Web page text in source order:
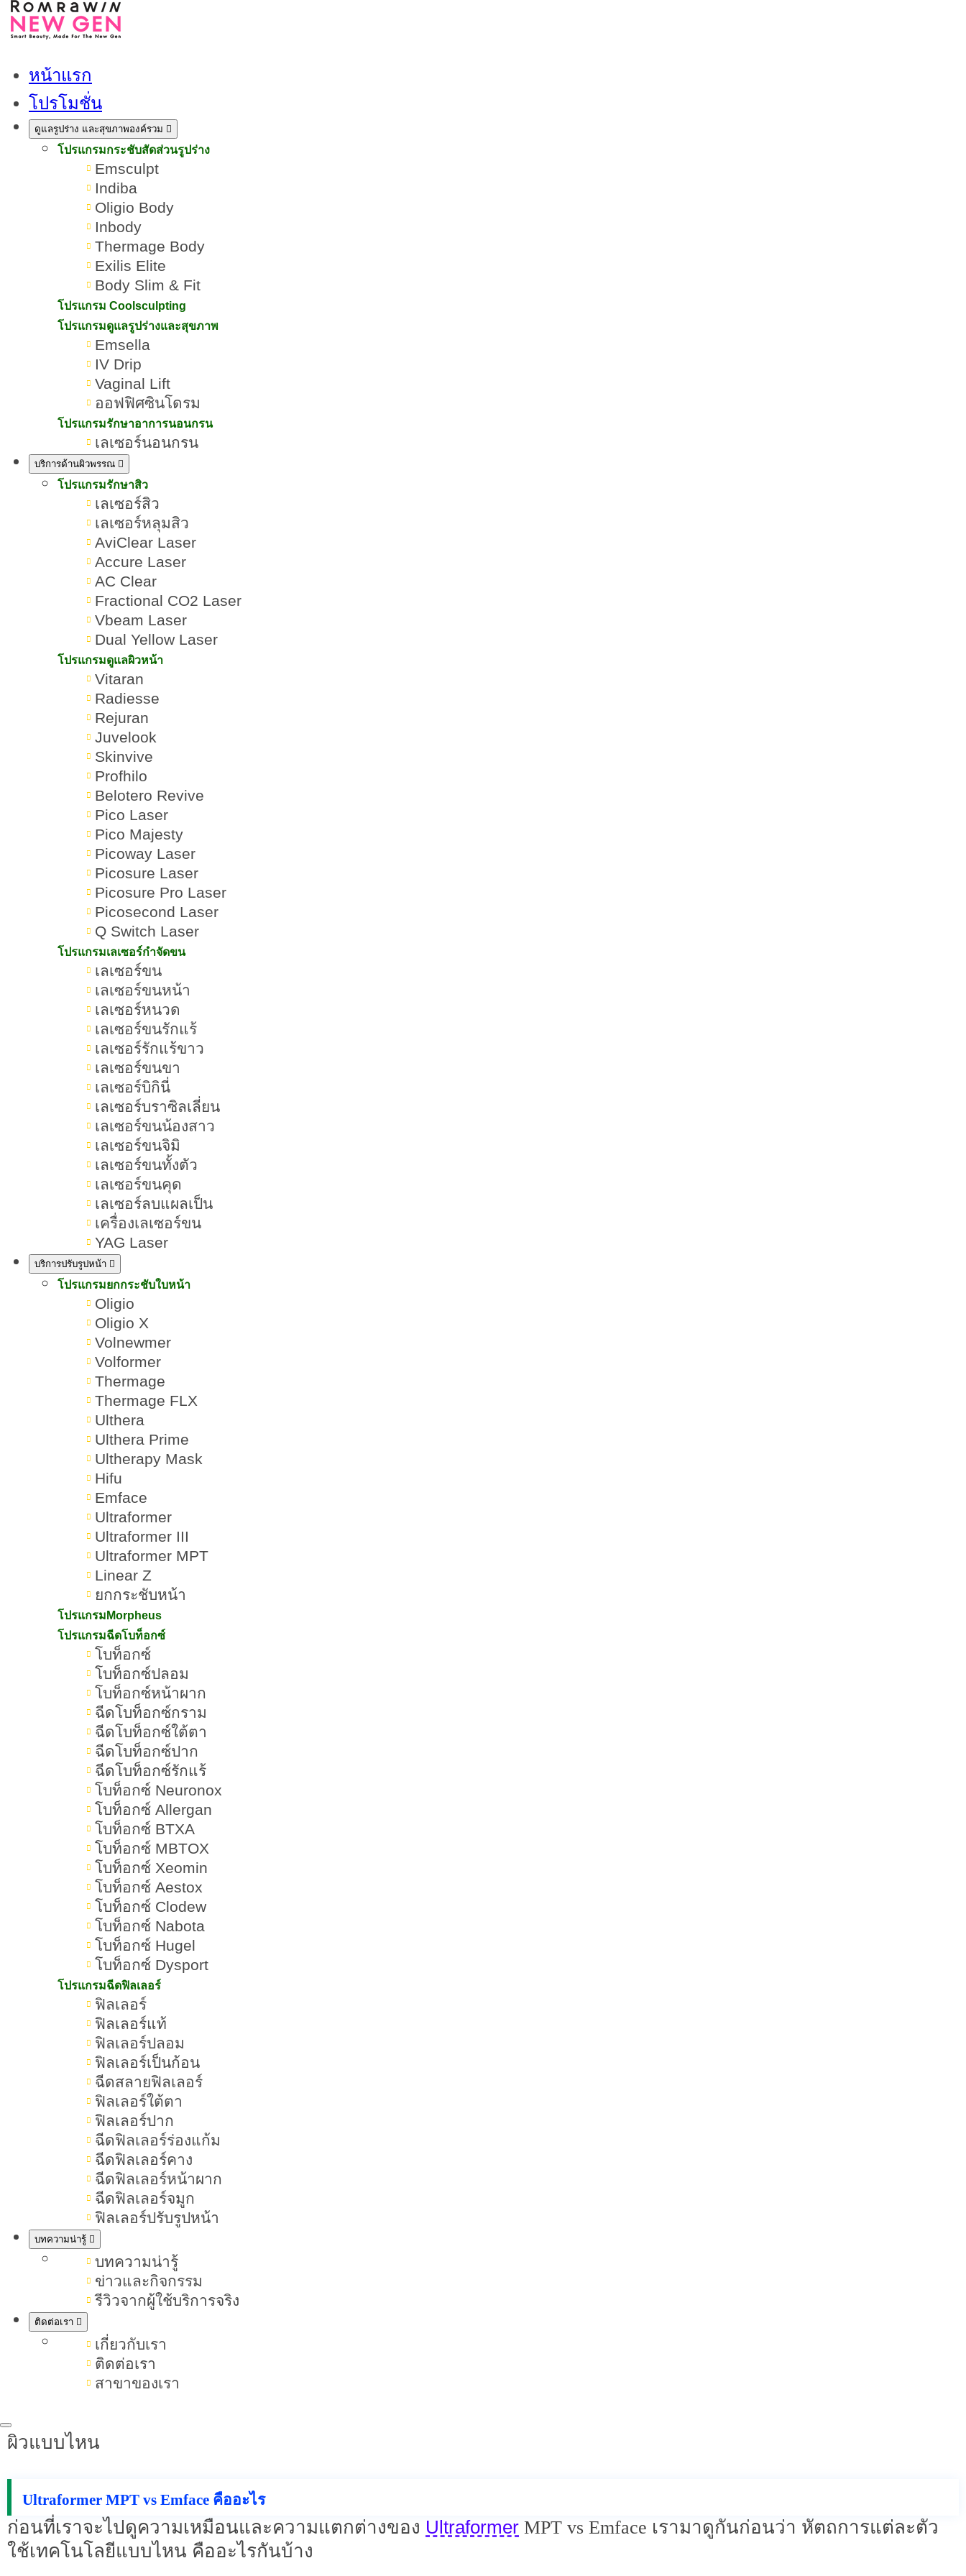
หน้าแรก
โปรโมชั่น
ดูแลรูปร่าง และสุขภาพองค์รวม
โปรแกรมกระชับสัดส่วนรูปร่าง
Emsculpt
Indiba
Oligio Body
Inbody
Thermage Body
Exilis Elite
Body Slim & Fit
โปรแกรม Coolsculpting
โปรแกรมดูแลรูปร่างและสุขภาพ
Emsella
IV Drip
Vaginal Lift
ออฟฟิศซินโดรม
โปรแกรมรักษาอาการนอนกรน
เลเซอร์นอนกรน
บริการด้านผิวพรรณ
โปรแกรมรักษาสิว
เลเซอร์สิว
เลเซอร์หลุมสิว
AviClear Laser
Accure Laser
AC Clear
Fractional CO2 Laser
Vbeam Laser
Dual Yellow Laser
โปรแกรมดูแลผิวหน้า
Vitaran
Radiesse
Rejuran
Juvelook
Skinvive
Profhilo
Belotero Revive
Pico Laser
Pico Majesty
Picoway Laser
Picosure Laser
Picosure Pro Laser
Picosecond Laser
Q Switch Laser
โปรแกรมเลเซอร์กำจัดขน
เลเซอร์ขน
เลเซอร์ขนหน้า
เลเซอร์หนวด
เลเซอร์ขนรักแร้
เลเซอร์รักแร้ขาว
เลเซอร์ขนขา
เลเซอร์บิกินี่
เลเซอร์บราซิลเลี่ยน
เลเซอร์ขนน้องสาว
เลเซอร์ขนจิมิ
เลเซอร์ขนทั้งตัว
เลเซอร์ขนคุด
เลเซอร์ลบแผลเป็น
เครื่องเลเซอร์ขน
YAG Laser
บริการปรับรูปหน้า
โปรแกรมยกกระชับใบหน้า
Oligio
Oligio X
Volnewmer
Volformer
Thermage
Thermage FLX
Ulthera
Ulthera Prime
Ultherapy Mask
Hifu
Emface
Ultraformer
Ultraformer III
Ultraformer MPT
Linear Z
ยกกระชับหน้า
โปรแกรมMorpheus
โปรแกรมฉีดโบท็อกซ์
โบท็อกซ์
โบท็อกซ์ปลอม
โบท็อกซ์หน้าผาก
ฉีดโบท็อกซ์กราม
ฉีดโบท็อกซ์ใต้ตา
ฉีดโบท็อกซ์ปาก
ฉีดโบท็อกซ์รักแร้
โบท็อกซ์ Neuronox
โบท็อกซ์ Allergan
โบท็อกซ์ BTXA
โบท็อกซ์ MBTOX
โบท็อกซ์ Xeomin
โบท็อกซ์ Aestox
โบท็อกซ์ Clodew
โบท็อกซ์ Nabota
โบท็อกซ์ Hugel
โบท็อกซ์ Dysport
โปรแกรมฉีดฟิลเลอร์
ฟิลเลอร์
ฟิลเลอร์แท้
ฟิลเลอร์ปลอม
ฟิลเลอร์เป็นก้อน
ฉีดสลายฟิลเลอร์
ฟิลเลอร์ใต้ตา
ฟิลเลอร์ปาก
ฉีดฟิลเลอร์ร่องแก้ม
ฉีดฟิลเลอร์คาง
ฉีดฟิลเลอร์หน้าผาก
ฉีดฟิลเลอร์จมูก
ฟิลเลอร์ปรับรูปหน้า
บทความน่ารู้
บทความน่ารู้
ข่าวและกิจกรรม
รีวิวจากผู้ใช้บริการจริง
ติดต่อเรา
เกี่ยวกับเรา
ติดต่อเรา
สาขาของเรา
เปรียบเทียบ Ultraformer MPT vs Emface ยกกระชับแบบไหนดี
ทีมผู้เชี่ยวชาญ ROMRAWIN CLINIC
Ultraformer MPT vs Emface
Romrawin New Gen » โปรแกรมยกกระชับใบหน้า
Ultraformer MPT vs Emface ต่างกันอย่างไร เราควรเลือก
ทำอะไรดี
Ultraformer MPT vs Emface คืออะไร
Ultraformer MPT vs Emface มีหลักการทำงานอย่างไร
Ultraformer MPT vs Emface ดีจริงไหม
จุดเหมือนกันของ Ultraformer MPT vs Emface
ข้อแตกต่างของ Ultraformer MPT vs Emface
เปรียบเทียบแบบเห็นภาพระหว่าง Ultraformer MPT vs
Emface
หัตถการ Ultraformer MPT vs Emface เหมาะกับใคร
ใครควรหลีกเลี่ยงทำหัตถการ Ultraformer MPT vs
Emface
Ultraformer MPT vs Emface ต่างกันอย่างไร เราควรเลือกทำอะไรดี
Ultraformer MPTvs Emface
ของหัตถการสองตัวนี้ บทความนี้จะอธิบายแบบชัดเจนว่าหัตถการสองตัวนี้ต่างกันอย่างไร แล้วแบบไหนเหมาะกับปัญหา
ผิวแบบไหน
Ultraformer MPT vs Emface คืออะไร
ก่อนที่เราจะไปดูความเหมือนและความแตกต่างของ Ultraformer MPT vs Emface เรามาดูกันก่อนว่า หัตถการแต่ละตัว
ใช้เทคโนโลยีแบบไหน คืออะไรกันบ้าง